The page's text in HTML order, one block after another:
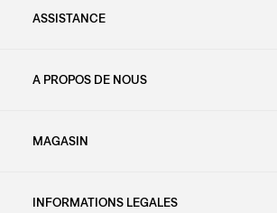
ASSISTANCE
A PROPOS DE NOUS
MAGASIN
INFORMATIONS LEGALES